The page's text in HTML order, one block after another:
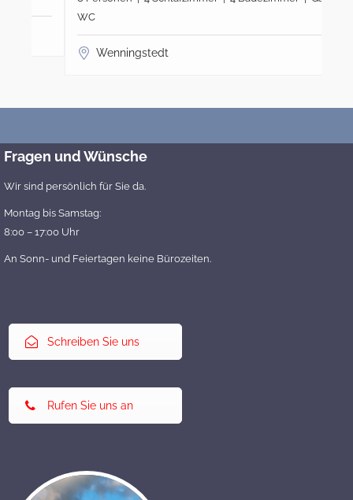
WC
Wenningstedt
Fragen und Wünsche
Wir sind persönlich für Sie da.
Montag bis Samstag:
8:00 – 17:00 Uhr
An Sonn- und Feiertagen keine Bürozeiten.
Schreiben Sie uns
Rufen Sie uns an